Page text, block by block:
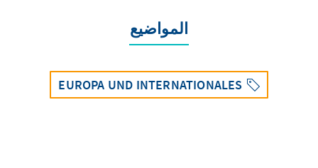
المواضيع
EUROPA UND INTERNATIONALES